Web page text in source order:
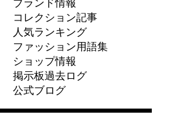
コレクション記事
人気ランキング
ファッション用語集
ショップ情報
掲示板過去ログ
公式ブログ